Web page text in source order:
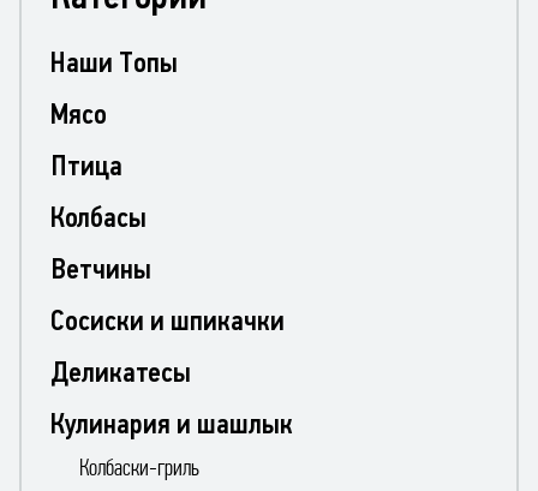
Наши Топы
Мясо
Птица
Колбасы
Ветчины
Сосиски и шпикачки
Деликатесы
Кулинария и шашлык
Колбаски-гриль